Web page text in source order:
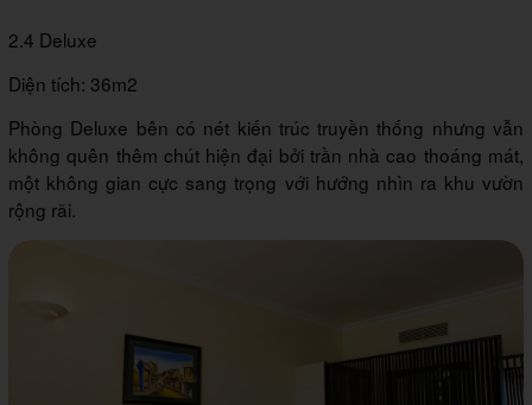
2.4 Deluxe
Diện tích: 36m2
Phòng Deluxe bên có nét kiến trúc truyền thống nhưng vẫn
không quên thêm chút hiện đại bởi trần nhà cao thoáng mát,
một không gian cực sang trọng với hướng nhìn ra khu vườn
rộng rãi.